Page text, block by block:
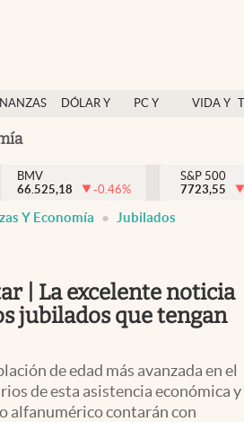
DÓLAR Y
PC Y
VIDA Y
México
BMV
66.525,18
-0.46%
S&P 500
7723,55
Y Economía Jubilados
| La excelente noticia
jubilados que tengan
de edad más avanzada en el
de esta asistencia económica y
alfanumérico contarán con